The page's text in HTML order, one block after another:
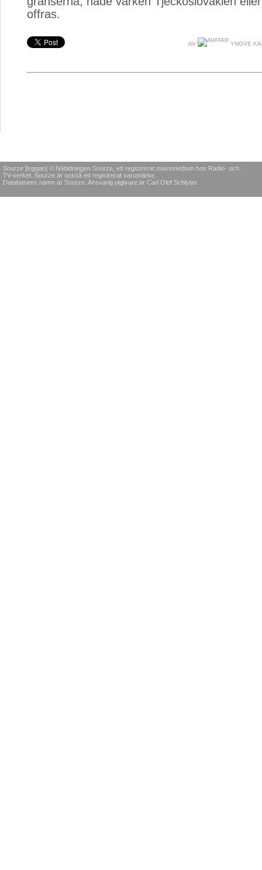
offras.
AV YNGVE
Sourze [loggan] © Nättidningen Sourze, ett registrerat massmedium hos Radio- och
TV-verket. Sourze är också ett registrerat varumärke.
Databasens namn är Sourze. Ansvarig utgivare är Carl Olof Schlyter.